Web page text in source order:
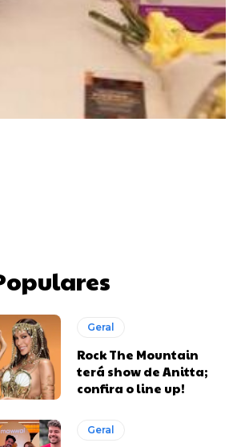
Geral
Rock The Mountain
terá show de Anitta;
confira o line up!
Geral